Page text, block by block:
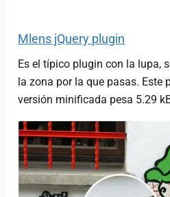
Mlens jQuery plugin
Es el típico plugin con la lupa,
la zona por la que pasas. Este
versión minificada pesa 5.29